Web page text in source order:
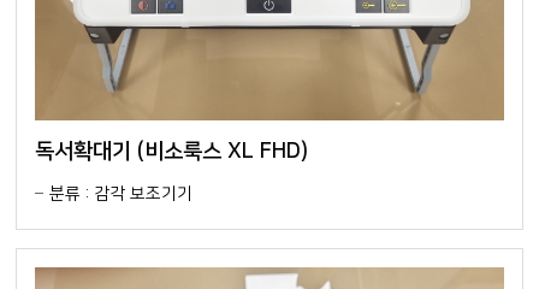
독서확대기 (비소룩스 XL FHD)
분류 : 감각 보조기기